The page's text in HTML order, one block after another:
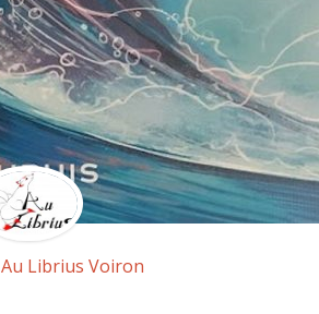
Au Librius Voiron